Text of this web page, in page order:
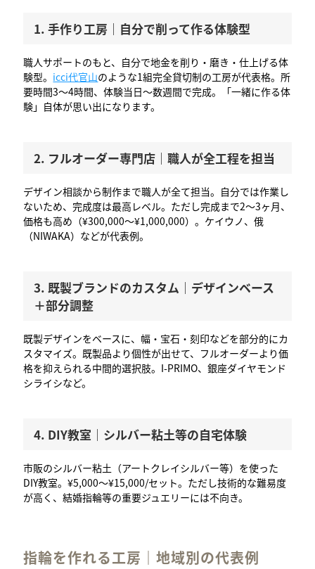
1. 手作り工房｜自分で削って作る体験型
職人サポートのもと、自分で地金を削り・磨き・仕上げる体
験型。 icci代官山のような1組完全貸切制の工房が代表格。所
要時間3〜4時間、体験当日〜数週間で完成。「一緒に作る体
験」自体が思い出になります。
2. フルオーダー専門店｜職人が全工程を担当
デザイン相談から制作まで職人が全て担当。自分では作業し
ないため、完成度は最高レベル。ただし完成まで2〜3ヶ月、
価格も高め（¥300,000〜¥1,000,000）。ケイウノ、俄
（NIWAKA）などが代表例。
3. 既製ブランドのカスタム｜デザインベース
＋部分調整
既製デザインをベースに、幅・宝石・刻印などを部分的にカ
スタマイズ。既製品より個性が出せて、フルオーダーより価
格を抑えられる中間的選択肢。I-PRIMO、銀座ダイヤモンド
シライシなど。
4. DIY教室｜シルバー粘土等の自宅体験
市販のシルバー粘土（アートクレイシルバー等）を使った
DIY教室。¥5,000〜¥15,000/セット。ただし技術的な難易度
が高く、結婚指輪等の重要ジュエリーには不向き。
指輪を作れる工房｜地域別の代表例